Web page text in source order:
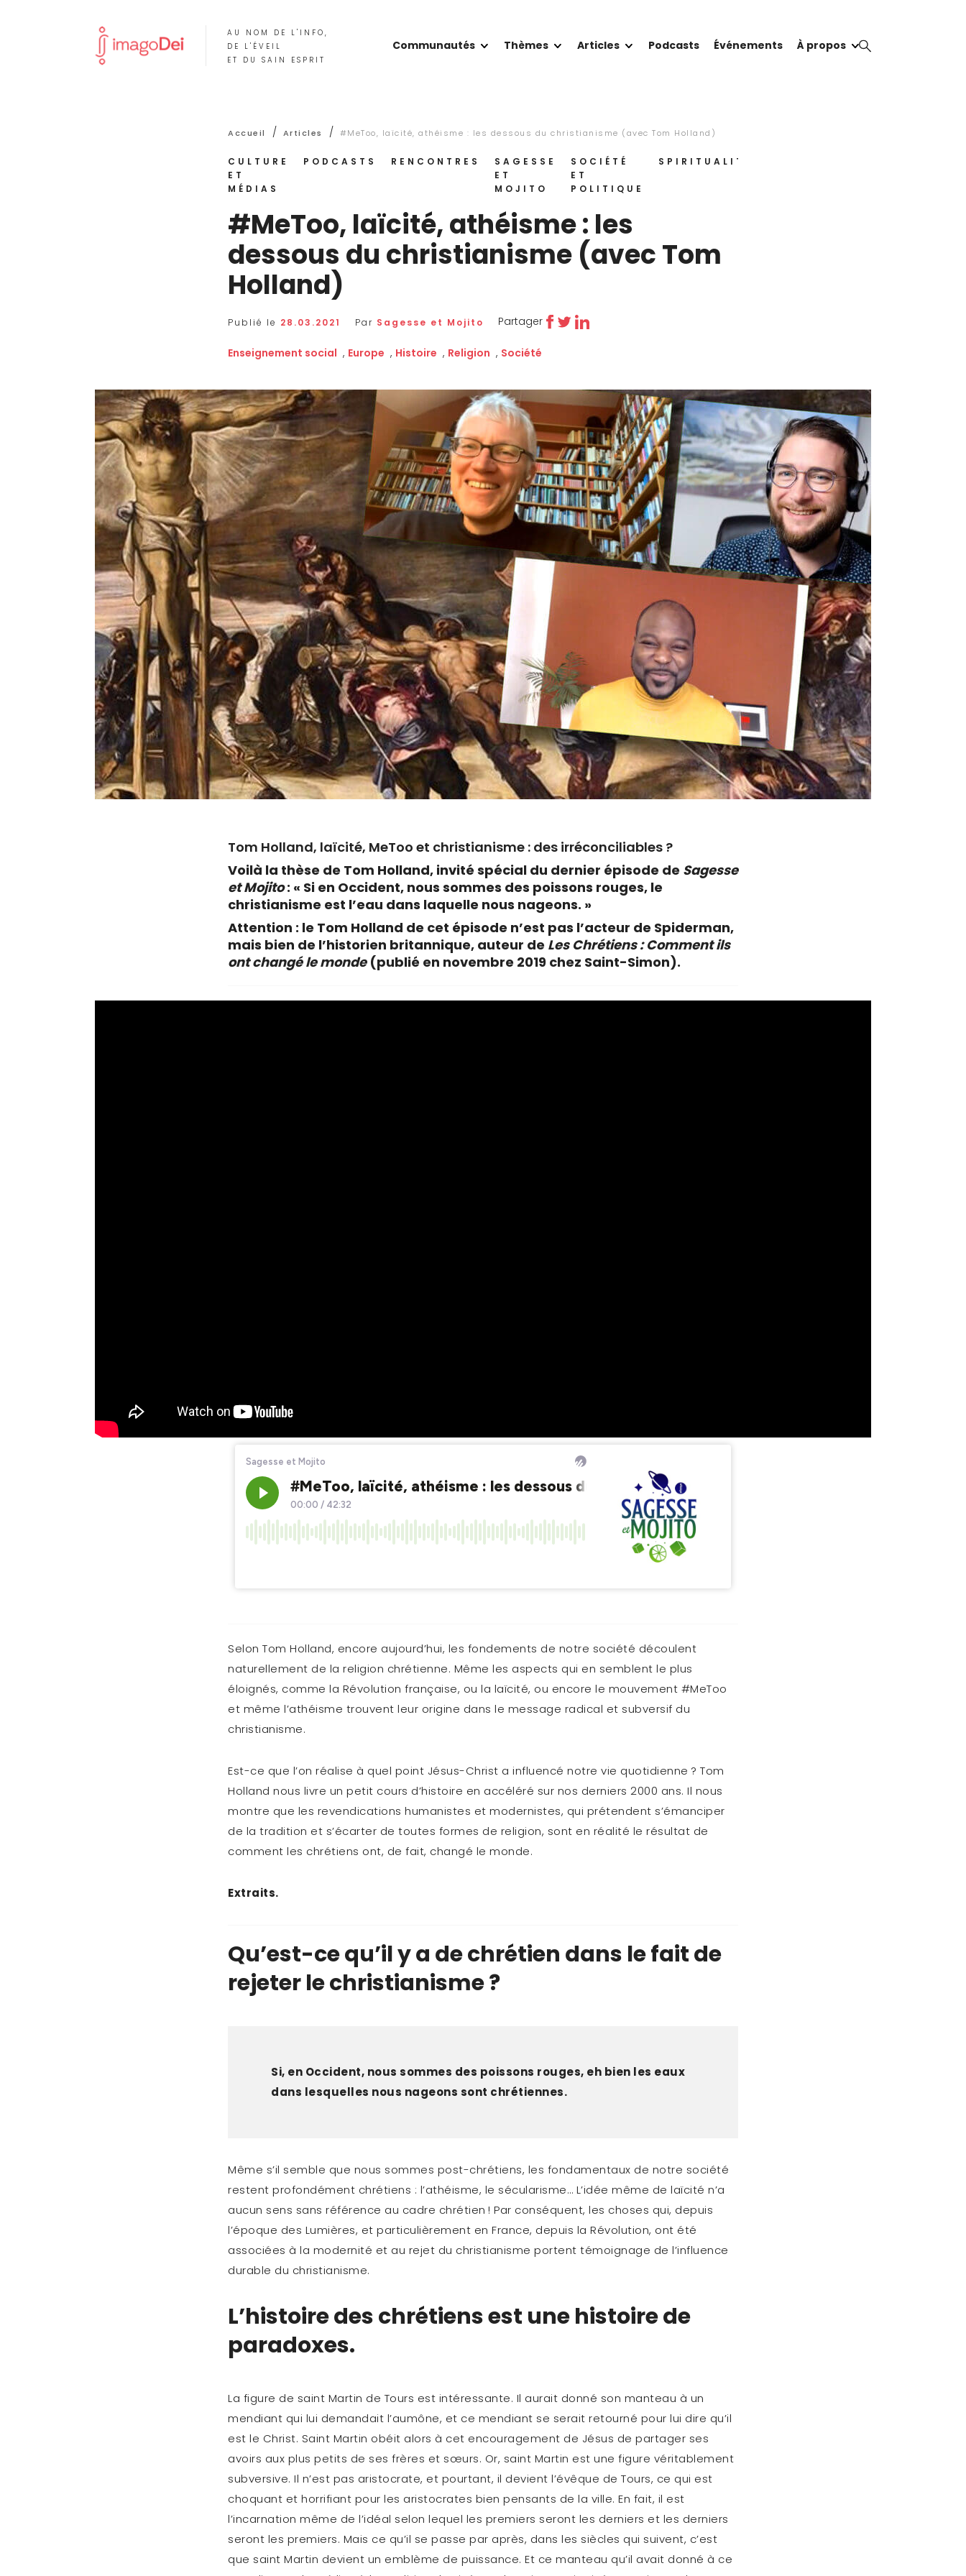
AU NOM DE L'INFO,
DE L'ÉVEIL
ET DU SAIN ESPRIT
Communautés Thèmes Articles Podcasts Événements À propos
Accueil / Articles / #MeToo​, laïcité, athéisme : les dessous du christianisme (avec Tom Holland)
CULTURE
ET
MÉDIAS
PODCASTS RENCONTRES
SAGESSE
ET
MOJITO
SOCIÉTÉ
ET
POLITIQUE
SPIRITUALITÉ
#MeToo​, laïcité, athéisme : les
dessous du christianisme (avec Tom
Holland)
Publié le 28.03.2021 Par Sagesse et Mojito Partager
Enseignement social , Europe , Histoire , Religion , Société
Tom Holland, laïcité, MeToo et christianisme : des irréconciliables ?
Voilà la thèse de Tom Holland, invité spécial du dernier épisode de Sagesse
et Mojito: « Si en Occident, nous sommes des poissons rouges, le
christianisme est l’eau dans laquelle nous nageons. »
Attention : le Tom Holland de cet épisode n’est pas l’acteur de Spiderman,
mais bien de l’historien britannique, auteur de Les Chrétiens : Comment ils
ont changé le monde(publié en novembre 2019 chez Saint-Simon).
Selon Tom Holland, encore aujourd’hui, les fondements de notre société découlent
naturellement de la religion chrétienne. Même les aspects qui en semblent le plus
éloignés, comme la Révolution française, ou la laïcité, ou encore le mouvement #MeToo
et même l’athéisme trouvent leur origine dans le message radical et subversif du
christianisme.
Est-ce que l’on réalise à quel point Jésus-Christ a influencé notre vie quotidienne ? Tom
Holland nous livre un petit cours d’histoire en accéléré sur nos derniers 2000 ans. Il nous
montre que les revendications humanistes et modernistes, qui prétendent s’émanciper
de la tradition et s’écarter de toutes formes de religion, sont en réalité le résultat de
comment les chrétiens ont, de fait, changé le monde.
Extraits.
Qu’est-ce qu’il y a de chrétien dans le fait de
rejeter le christianisme ?
Si, en Occident, nous sommes des poissons rouges, eh bien les eaux
dans lesquelles nous nageons sont chrétiennes.
Même s’il semble que nous sommes post-chrétiens, les fondamentaux de notre société
restent profondément chrétiens : l’athéisme, le sécularisme… L’idée même de laïcité n’a
aucun sens sans référence au cadre chrétien ! Par conséquent, les choses qui, depuis
l’époque des Lumières, et particulièrement en France, depuis la Révolution, ont été
associées à la modernité et au rejet du christianisme portent témoignage de l’influence
durable du christianisme.
L’histoire des chrétiens est une histoire de
paradoxes.
La figure de saint Martin de Tours est intéressante. Il aurait donné son manteau à un
mendiant qui lui demandait l’aumône, et ce mendiant se serait retourné pour lui dire qu’il
est le Christ. Saint Martin obéit alors à cet encouragement de Jésus de partager ses
avoirs aux plus petits de ses frères et sœurs. Or, saint Martin est une figure véritablement
subversive. Il n’est pas aristocrate, et pourtant, il devient l’évêque de Tours, ce qui est
choquant et horrifiant pour les aristocrates bien pensants de la ville. En fait, il est
l’incarnation même de l’idéal selon lequel les premiers seront les derniers et les derniers
seront les premiers. Mais ce qu’il se passe par après, dans les siècles qui suivent, c’est
que saint Martin devient un emblème de puissance. Et ce manteau qu’il avait donné à ce